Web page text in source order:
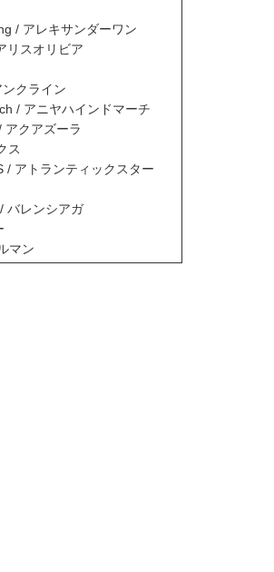
/ アレキサンダーワン
リスオリビア
クライン
/ アニヤハインドマーチ
アクアズーラ
ス
/ アトランティックスター
バレンシアガ
マン